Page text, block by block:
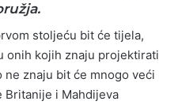
stoljeću bit će tijela,
onih kojih znaju projektirati
znaju bit će mnogo veći
Britanije i Mahdijeva